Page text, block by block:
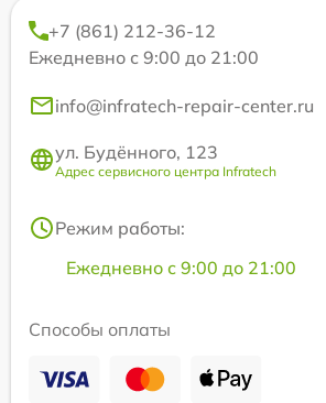
+7 (861) 212-36-12
Ежедневно с 9:00 до 21:00
info@infratech-repair-center.ru
ул. Будённого, 123
Адрес сервисного центра Infratech
Режим работы:
Ежедневно с 9:00 до 21:00
Способы оплаты